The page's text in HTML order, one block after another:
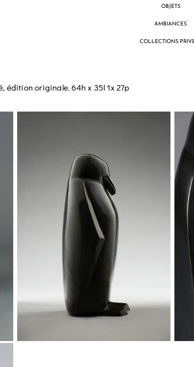
OBJETS
AMBIANCES
COLLECTIONS
édition originale. 64h x 35l 1x 27p